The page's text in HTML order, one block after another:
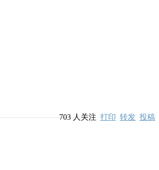
703人关注 打印 转发 投稿